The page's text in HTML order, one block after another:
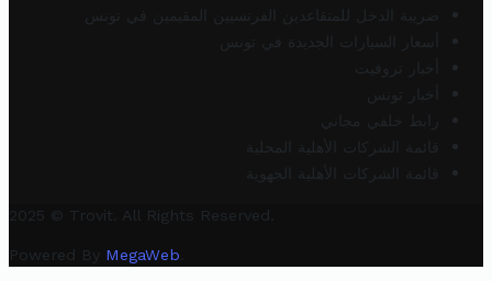
ضريبة الدخل للمتقاعدين الفرنسيين المقيمين في تونس
أسعار السيارات الجديدة في تونس
أخبار تروفيت
أخبار تونس
رابط خلفي مجاني
قائمة الشركات الأهلية المحلية
قائمة الشركات الأهلية الجهوية
2025 © Trovit. All Rights Reserved.
Powered By MegaWeb